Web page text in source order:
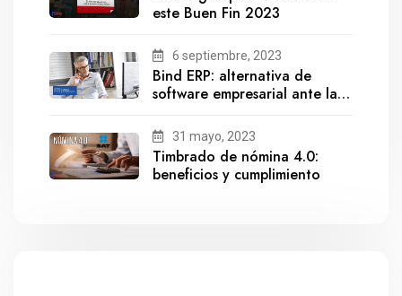
este Buen Fin 2023
6 septiembre, 2023
Bind ERP: alternativa de
software empresarial ante la
31 mayo, 2023
Timbrado de nómina 4.0:
beneficios y cumplimiento